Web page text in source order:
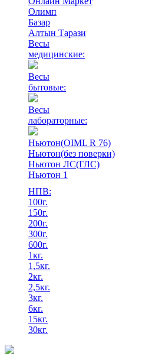
Олимп
Базар
Алтын Тарази
Весы
медицинские:
Весы
бытовые:
Весы
лабораторные:
Ньютон(OIML R 76)
Ньютон(без поверки)
Ньютон ЛС(ГЛС)
Ньютон 1
НПВ:
100г.
150г.
200г.
300г.
600г.
1кг.
1,5кг.
2кг.
2,5кг.
3кг.
6кг.
15кг.
30кг.